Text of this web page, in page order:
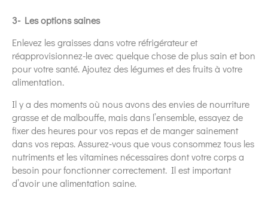
3- Les options saines
Enlevez les graisses dans votre réfrigérateur et
réapprovisionnez-le avec quelque chose de plus sain et bon
pour votre santé. Ajoutez des légumes et des fruits à votre
alimentation.
Il y a des moments où nous avons des envies de nourriture
grasse et de malbouffe, mais dans l’ensemble, essayez de
fixer des heures pour vos repas et de manger sainement
dans vos repas. Assurez-vous que vous consommez tous les
nutriments et les vitamines nécessaires dont votre corps a
besoin pour fonctionner correctement. Il est important
d’avoir une alimentation saine.